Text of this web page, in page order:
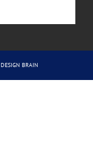
DESIGN BRAIN